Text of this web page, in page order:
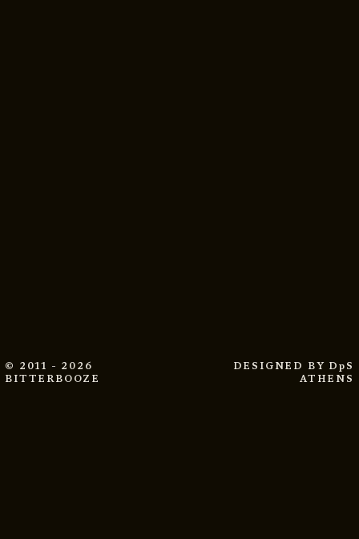
© 2011 - 2026
BITTERBOOZE
DESIGNED BY DpS
ATHENS